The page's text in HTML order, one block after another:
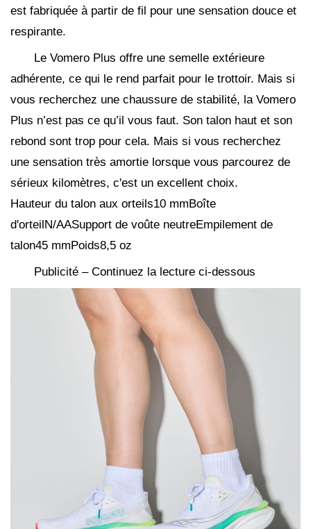
est fabriquée à partir de fil pour une sensation douce et
respirante.
Le Vomero Plus offre une semelle extérieure
adhérente, ce qui le rend parfait pour le trottoir. Mais si
vous recherchez une chaussure de stabilité, la Vomero
Plus n’est pas ce qu’il vous faut. Son talon haut et son
rebond sont trop pour cela. Mais si vous recherchez
une sensation très amortie lorsque vous parcourez de
sérieux kilomètres, c'est un excellent choix.
Hauteur du talon aux orteils10 mmBoîte
d'orteilN/AASupport de voûte neutreEmpilement de
talon45 mmPoids8,5 oz
Publicité – Continuez la lecture ci-dessous